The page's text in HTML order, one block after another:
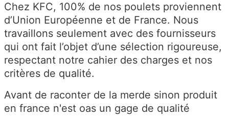
Chez KFC, 100% de nos poulets proviennent
d’Union Européenne et de France. Nous
travaillons seulement avec des fournisseurs
qui ont fait l’objet d’une sélection rigoureuse,
respectant notre cahier des charges et nos
critères de qualité.
Avant de raconter de la merde sinon produit
en france n'est oas un gage de qualité